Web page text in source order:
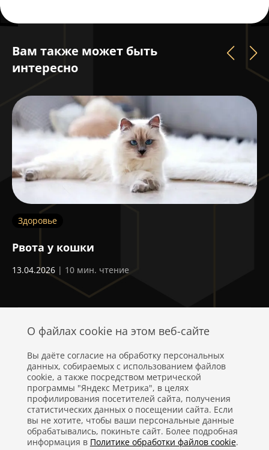
Вам также может быть
интересно
Здоровье
Рвота у кошки
13.04.2026 | 10 мин. чтение
Политика конфиденциальности
Правовая информация
О файлах cookie на этом веб-сайте
Вы даёте согласие на обработку персональных
данных, собираемых с использованием файлов
cookie, а также посредством метрической
программы "Яндекс Метрика", в целях
профилирования посетителей сайта, получения
статистических данных о посещении сайта. Если
вы не хотите, чтобы ваши персональные данные
обрабатывались, покиньте сайт. Более подробная
информация в Политике обработки файлов cookie.